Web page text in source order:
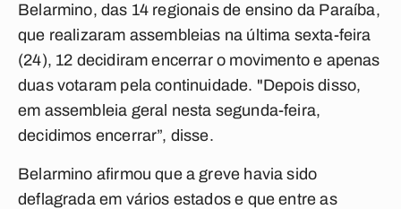
Belarmino, das 14 regionais de ensino da Paraíba,
que realizaram assembleias na última sexta-feira
(24), 12 decidiram encerrar o movimento e apenas
duas votaram pela continuidade. "Depois disso,
em assembleia geral nesta segunda-feira,
decidimos encerrar”, disse.
Belarmino afirmou que a greve havia sido
deflagrada em vários estados e que entre as